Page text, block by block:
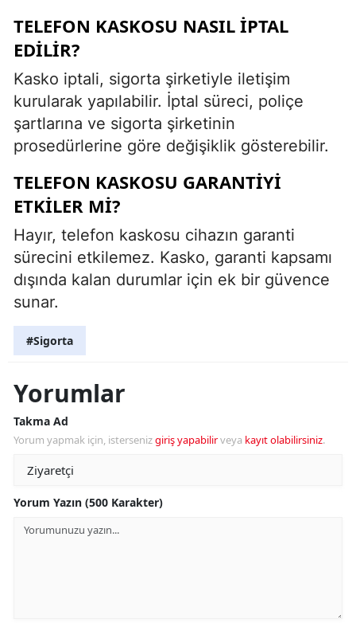
TELEFON KASKOSU NASIL IPTAL
EDILIR?
Kasko iptali, sigorta şirketiyle iletişim
kurularak yapılabilir. İptal süreci, poliçe
şartlarına ve sigorta şirketinin
prosedürlerine göre değişiklik gösterebilir.
TELEFON KASKOSU GARANTIYI
ETKILER MI?
Hayır, telefon kaskosu cihazın garanti
sürecini etkilemez. Kasko, garanti kapsamı
dışında kalan durumlar için ek bir güvence
sunar.
#Sigorta
Yorumlar
Takma Ad
Yorum yapmak için, istersenizgiriş yapabilirveya kayıt olabilirsiniz.
Yorum Yazın (500 Karakter)